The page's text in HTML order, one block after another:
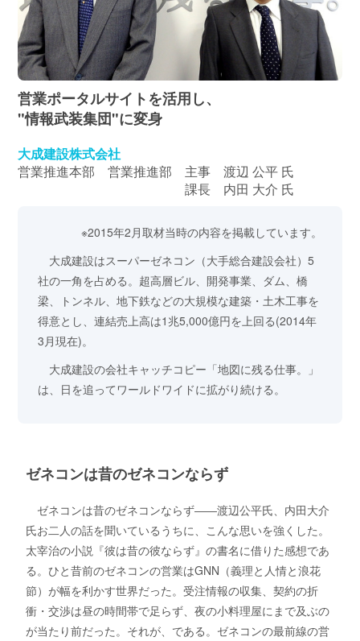
営業ポータルサイトを活用し、
"情報武装集団"に変身
大成建設株式会社
営業推進本部 営業推進部 主事 渡辺 公平 氏
課長 内田 大介 氏
※2015年2月取材当時の内容を掲載しています。
大成建設はスーパーゼネコン（大手総合建設会社）5
社の一角を占める。超高層ビル、開発事業、ダム、橋
梁、トンネル、地下鉄などの大規模な建築・土木工事を
得意とし、連結売上高は1兆5,000億円を上回る(2014年
3月現在)。
大成建設の会社キャッチコピー「地図に残る仕事。」
は、日を追ってワールドワイドに拡がり続ける。
ゼネコンは昔のゼネコンならず
ゼネコンは昔のゼネコンならず――渡辺公平氏、内田大介
氏お二人の話を聞いているうちに、こんな思いを強くした。
太宰治の小説『彼は昔の彼ならず』の書名に借りた感想であ
る。ひと昔前のゼネコンの営業はGNN（義理と人情と浪花
節）が幅を利かす世界だった。受注情報の収集、契約の折
衝・交渉は昼の時間帯で足らず、夜の小料理屋にまで及ぶの
が当たり前だった。それが、である。ゼネコンの最前線の営